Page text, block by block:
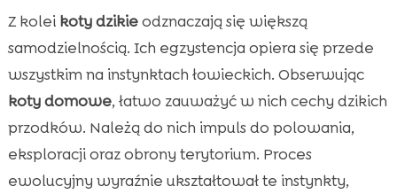
Z kolei koty dzikieodznaczają się większą
samodzielnością. Ich egzystencja opiera się przede
wszystkim na instynktach łowieckich. Obserwując
koty domowe, łatwo zauważyć w nich cechy dzikich
przodków. Należą do nich impuls do polowania,
eksploracji oraz obrony terytorium. Proces
ewolucyjny wyraźnie ukształtował te instynkty,